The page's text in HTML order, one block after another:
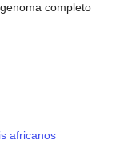
completo
africanos